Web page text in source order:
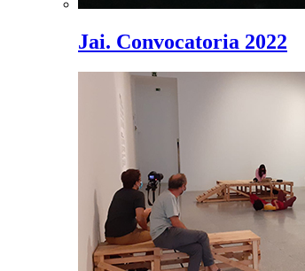
Jai. Convocatoria 2022